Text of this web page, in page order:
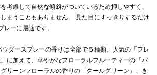
考慮して自然な傾斜がついているため押しやすく、
まうこともありません。 見た目にすっきりするだけ
レーに最適です。
ダースプレーの香りは全部で５種類。人気の「フレ
に加えて、華やかなフローラルフルーティーの「パ
リーンフローラルの香りの「クールグリーン」、き